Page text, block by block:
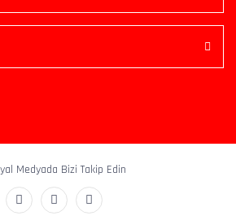
Medyada Bizi Takip Edin